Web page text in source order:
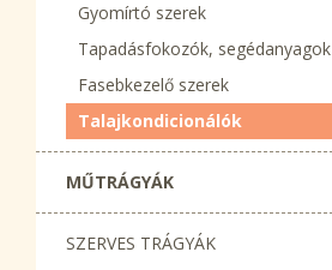
Gyomírtó szerek
Tapadásfokozók, segédanyagok
Fasebkezelő szerek
Talajkondicionálók
MŰTRÁGYÁK
SZERVES TRÁGYÁK